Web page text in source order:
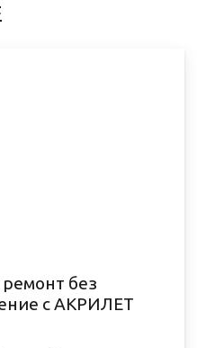
без
с АКРИЛЕТ